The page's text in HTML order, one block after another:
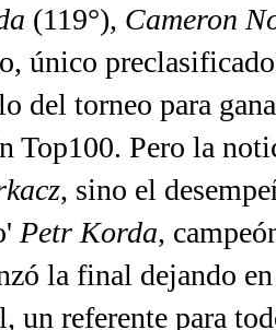
(119°), Cameron
único
del torneo para
Top100. Pero la
, sino el
Petr Korda,
la final dejando
un referente para